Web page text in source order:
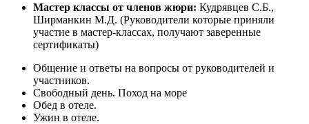
Мастер классы от членов жюри: Кудрявцев С.Б.,
Ширманкин М.Д. (Руководители которые приняли
участие в мастер-классах, получают заверенные
сертификаты)
Общение и ответы на вопросы от руководителей и
участников.
Свободный день. Поход на море
Обед в отеле.
Ужин в отеле.